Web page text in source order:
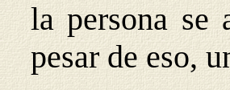
la persona se
pesar de eso,